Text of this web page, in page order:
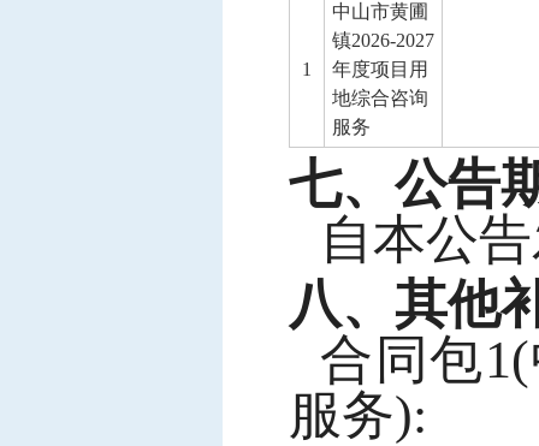
1
中山市黄圃
镇2026-2027
年度项目用
地综合咨询
服务
七、公告
自本公
八、其他
合同包
服务):